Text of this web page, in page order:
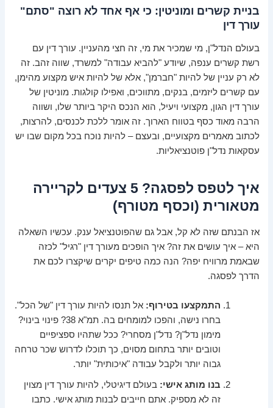
בניית קשרים ומוניטין: כי אף אחד לא רוצה "סתם"
עורך דין
בעולם הנדל"ן, מי שמכיר את מי, זה חצי מהעניין. עורך דין עם
רשת קשרים ענפה, שיודע "להביא עבודה" למשרד, שווה זהב. זה
לא רק עניין של להיות "חברמן", אלא של להיות איש מקצוע מהימן,
עם קשרים ליזמים, בנקים, מתווכים, ואפילו קולגות. מוניטין של
עורך דין הגון, מקצועי ויעיל, הוא הנכס היקר ביותר שלו, ושווה
הרבה מאוד כסף בטווח הארוך. זה אומר ללכת לכנסים, להרצות,
לכתוב מאמרים מקצועיים, ובעצם – להיות נוכח בכל מקום שבו יש
עסקאות נדל"ן פוטנציאליות.
איך לטפס לפסגה? 5 צעדים לקריירה
מטאורית (וכסף מטורף)
אז הבנתם שזה לא קל, אבל גם שהפוטנציאל ענק. עכשיו השאלה
היא – איך עושים את זה? איך הופכים מעורך דין "רגיל" לכזה
שבאמת מרוויח יפה? הנה כמה טיפים יקרים שיקצרו לכם את
הדרך לפסגה.
התמקצעו בטירוף: אל תנסו להיות עורך דין "של הכל".
בחרו נישה, והפכו למומחים בה. תמ"א 38? פינוי בינוי?
מימון נדל"ן? נדל"ן מסחרי? ככל שתהיו ספציפיים
וטובים יותר בתחום מסוים, כך תוכלו לדרוש שכר טרחה
גבוה יותר ולקבל עבודה "איכותית" יותר.
בנו מותג אישי: בעולם דיגיטלי, להיות עורך דין מצוין
זה לא מספיק. אתם חייבים לבנות מותג אישי. כתבו